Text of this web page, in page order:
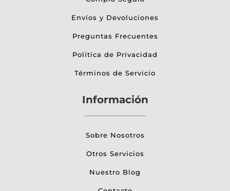
Envíos y Devoluciones
Preguntas Frecuentes
Política de Privacidad
Términos de Servicio
Información
Sobre Nosotros
Otros Servicios
Nuestro Blog